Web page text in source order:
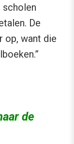
scholen
De
op, want die
de